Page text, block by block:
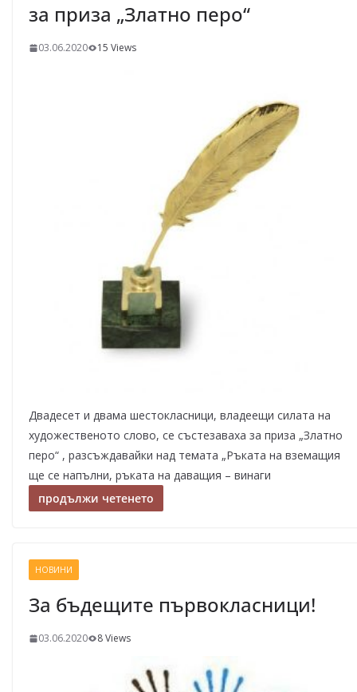
за приза „Златно перо“
03.06.2020 15 Views
Двадесет и двама шестокласници, владеещи силата на
художественото слово, се състезаваха за приза „Златно
перо“ , разсъждавайки над темата „Ръката на вземащия
ще се напълни, ръката на даващия – винаги
продължи четенето
НОВИНИ
За бъдещите първокласници!
03.06.2020 8 Views